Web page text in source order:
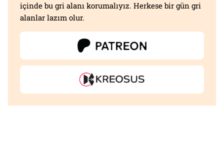
içinde bu gri alanı korumalıyız. Herkese bir gün gri
alanlar lazım olur.